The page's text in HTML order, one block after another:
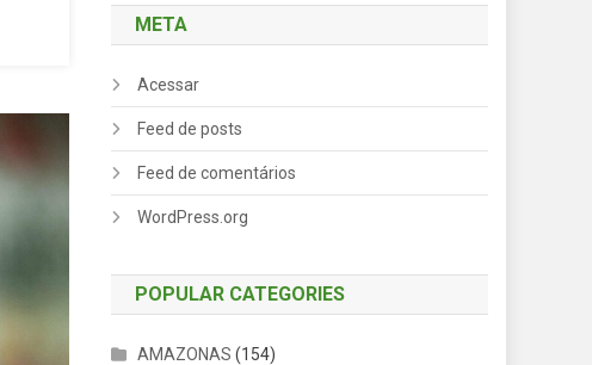
META
Acessar
Feed de posts
Feed de comentários
WordPress.org
POPULAR CATEGORIES
AMAZONAS (154)